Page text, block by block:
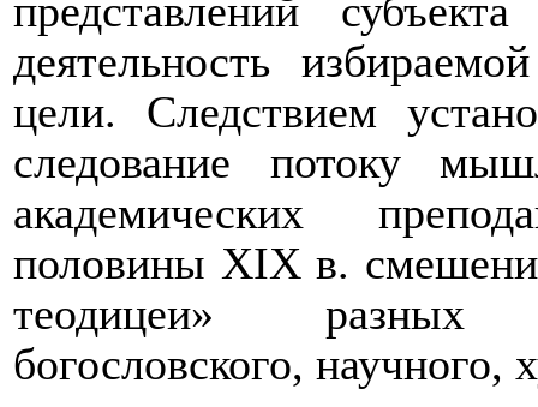
представлений
деятельность
цели. Следствием
следование потоку
академических
половины XIX в.
теодицеи» разных
богословского, научного,